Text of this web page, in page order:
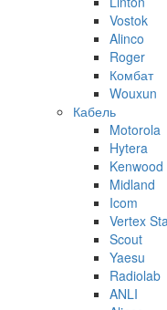
Vostok
Alinco
Roger
Комбат
Wouxun
Кабель
Motorola
Hytera
Kenwood
Midland
Icom
Vertex
Scout
Yaesu
Radiolab
ANLI